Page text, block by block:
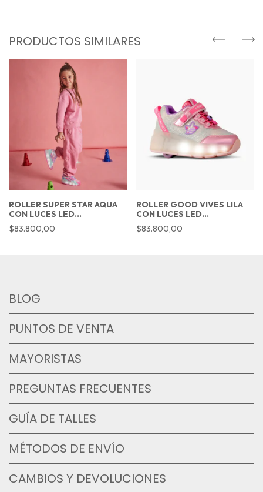
PRODUCTOS SIMILARES
ROLLER SUPER STAR AQUA
CON LUCES LED
RECARGABLE
$83.800,00
ROLLER GOOD VIVES LILA
CON LUCES LED
RECARGABLE
$83.800,00
BLOG
PUNTOS DE VENTA
MAYORISTAS
PREGUNTAS FRECUENTES
GUÍA DE TALLES
MÉTODOS DE ENVÍO
CAMBIOS Y DEVOLUCIONES